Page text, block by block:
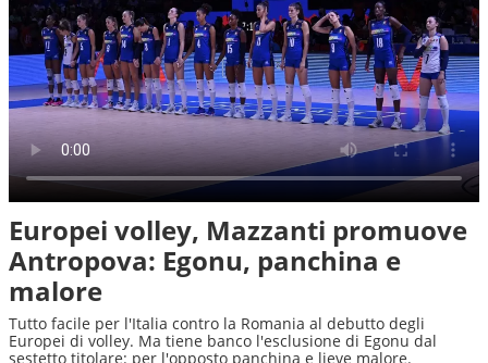
Europei volley, Mazzanti promuove
Antropova: Egonu, panchina e
malore
Tutto facile per l'Italia contro la Romania al debutto degli
Europei di volley. Ma tiene banco l'esclusione di Egonu dal
sestetto titolare: per l'opposto panchina e lieve malore.